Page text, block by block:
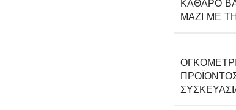
ΚΑΘΑΡΌ
ΜΑΖΊ ΜΕ